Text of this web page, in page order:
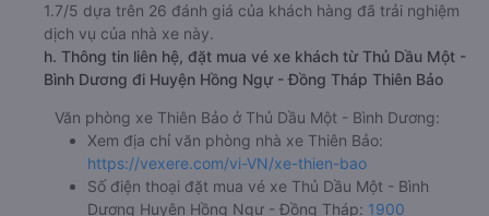
1.7/5 dựa trên 26 đánh giá của khách hàng đã trải nghiệm
dịch vụ của nhà xe này.
h. Thông tin liên hệ, đặt mua vé xe khách từ Thủ Dầu Một -
Bình Dương đi Huyện Hồng Ngự - Đồng Tháp Thiên Bảo
Văn phòng xe Thiên Bảo ở Thủ Dầu Một - Bình Dương:
Xem địa chỉ văn phòng nhà xe Thiên Bảo:
https://vexere.com/vi-VN/xe-thien-bao
Số điện thoại đặt mua vé xe Thủ Dầu Một - Bình
Dương Huyện Hồng Ngự - Đồng Tháp: 1900